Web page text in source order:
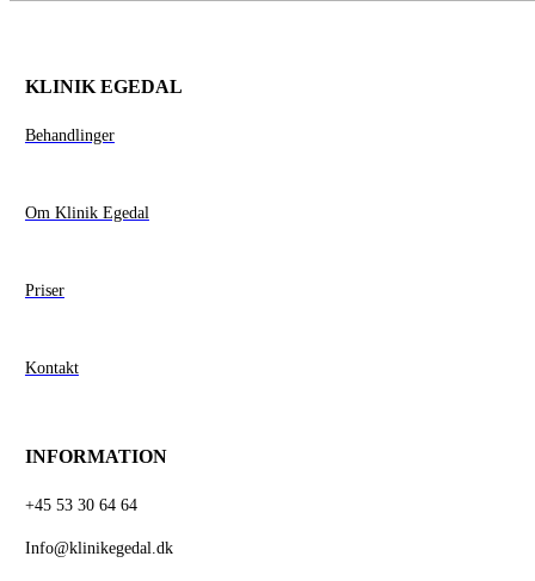
KLINIK EGEDAL
Behandlinger
Om Klinik Egedal
Priser
Kontakt
INFORMATION
+45 53 30 64 64
Info@klinikegedal.dk